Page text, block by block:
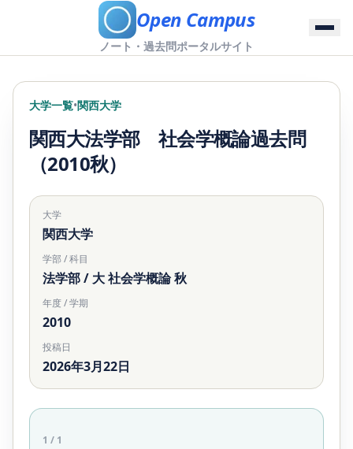
Open Campus
ノート・過去問ポータルサイト
大学一覧•関西大学
関西大法学部 社会学概論過去問
（2010秋）
大学
関西大学
学部 / 科目
法学部 / 大 社会学概論 秋
年度 / 学期
2010
投稿日
2026年3月22日
1 / 1